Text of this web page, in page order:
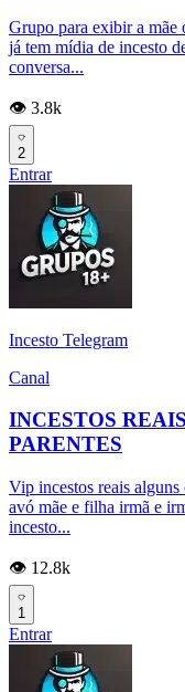
Grupo para exibir a mãe
já tem mídia de incesto
conversa...
👁️ 3.8k
2
Entrar
Incesto Telegram
Canal
INCESTOS
PARENTES
Vip incestos reais
avó mãe e filha irmã e
incesto...
👁️ 12.8k
1
Entrar